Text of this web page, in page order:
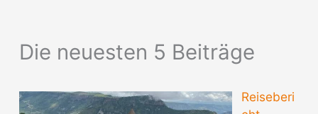
Die neuesten 5 Beiträge
Reiseberi